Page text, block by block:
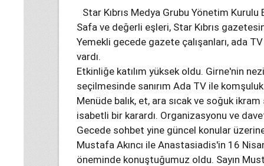
Star Kıbrıs Medya Grubu Yönetim Kurulu
Safa ve değerli eşleri, Star Kıbrıs
Yemekli gecede gazete çalışanları, ada
vardı.
Etkinliğe katılım yüksek oldu. Girne'nin
seçilmesinde sanırım Ada TV ile
Menüde balık, et, ara sıcak ve soğuk
isabetli bir karardı. Organizasyonu ve
Gecede sohbet yine güncel konular
Mustafa Akıncı ile Anastasiadis'in 16
öneminde konuştuğumuz oldu. Sayın